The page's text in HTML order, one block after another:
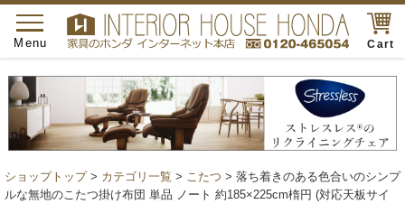
Cart
toggle
navigation
Menu
ショップトップ> カテゴリ一覧 > こたつ > 落ち着きのある色合いのシンプ
ルな無地のこたつ掛け布団 単品 ノート 約185×225cm楕円 (対応天板サイ